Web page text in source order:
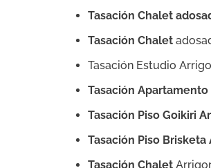
Tasación Chalet
Tasación Chalet
Tasación Estudio
Tasación
Tasación Piso Goikiri
Tasación Piso Brisketa
Tasación Chalet